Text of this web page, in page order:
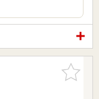
お気に入
りに追加